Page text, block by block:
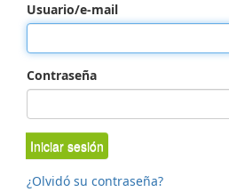
Usuario/e-mail
Contraseña
Iniciar sesión
¿Olvidó su contraseña?